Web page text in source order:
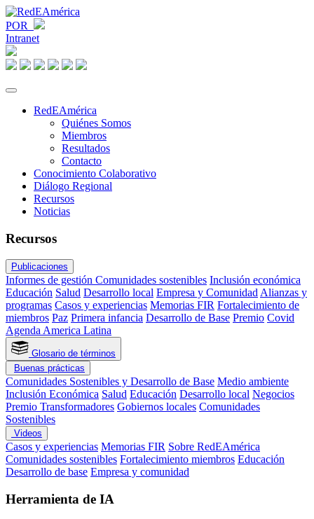
POR
Intranet
RedEAmérica
Quiénes Somos
Miembros
Resultados
Contacto
Conocimiento Colaborativo
Diálogo Regional
Recursos
Noticias
Recursos
Publicaciones
Informes de gestión Comunidades sostenibles Inclusión económica
Educación Salud Desarrollo local Empresa y ComunidadAlianzas y
programas Casos y experiencias Memorias FIR Fortalecimiento de
miembros Paz Primera infancia Desarrollo de Base Premio Covid
Agenda America Latina
Glosario de términos
Buenas prácticas
Comunidades Sostenibles y Desarrollo de Base Medio ambiente
Inclusión Económica Salud Educación Desarrollo local Negocios
Premio Transformadores Gobiernos locales Comunidades
Sostenibles
Videos
Casos y experiencias Memorias FIR Sobre RedEAmérica
Comunidades sostenibles Fortalecimiento miembros Educación
Desarrollo de base Empresa y comunidad
Herramienta de IA